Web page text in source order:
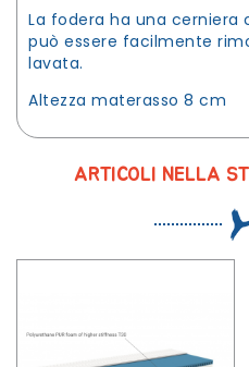
La fodera ha una cerniera
può essere facilmente
lavata.
Altezza materasso 8 cm
ARTICOLI NELLA